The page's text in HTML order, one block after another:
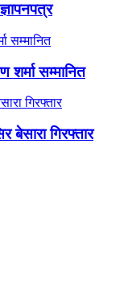
शर्मा सम्मानित
बेसारा गिरफ्तार